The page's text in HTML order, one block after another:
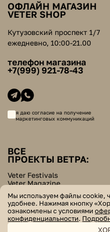
ОФЛАЙН МАГАЗИН
VETER SHOP
Кутузовский проспект 1/7
ежедневно, 10:00-21.00
телефон магазина
+7(999) 921-78-43
я даю согласие на получение
маркетинговых коммуникаций
ВСЕ
ПРОЕКТЫ ВЕТРА:
Veter Festivals
Veter Magazine
Helpers Bazar
© veter. все права защищены
Мы используем файлы cookie,
удобнее. Нажимая кнопку
ознакомлены с условиями
конфиденциальности.